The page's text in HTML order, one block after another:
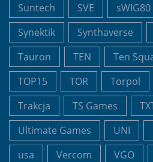
Suntech
SVE sWIG80
Synektik
Synthaverse
Tauron
TEN Ten
TOP15
TOR Torpol
Trakcja
TS Games
Ultimate Games
UNI
usa
Vercom VGO